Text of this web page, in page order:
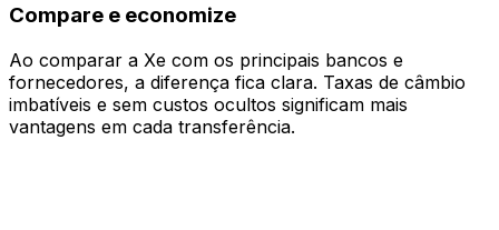
Compare e economize
Ao comparar a Xe com os principais bancos e
fornecedores, a diferença fica clara. Taxas de câmbio
imbatíveis e sem custos ocultos significam mais
vantagens em cada transferência.